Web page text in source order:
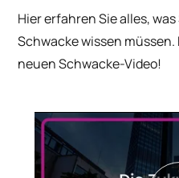
Hier erfahren Sie alles,
Schwacke wissen
neuen Schwacke-Video!